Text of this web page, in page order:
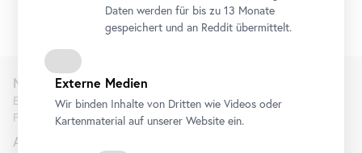
Newsletter
Erfahren Sie als Erste*r über neue Ausstellungen, Workshops,
Führungen und Aktionen des Belvedere.
Anrede
Daten werden für bis zu 13 Monate
gespeichert und an Reddit übermittelt.
Externe Medien
Wir binden Inhalte von Dritten wie Videos oder
Kartenmaterial auf unserer Website ein.